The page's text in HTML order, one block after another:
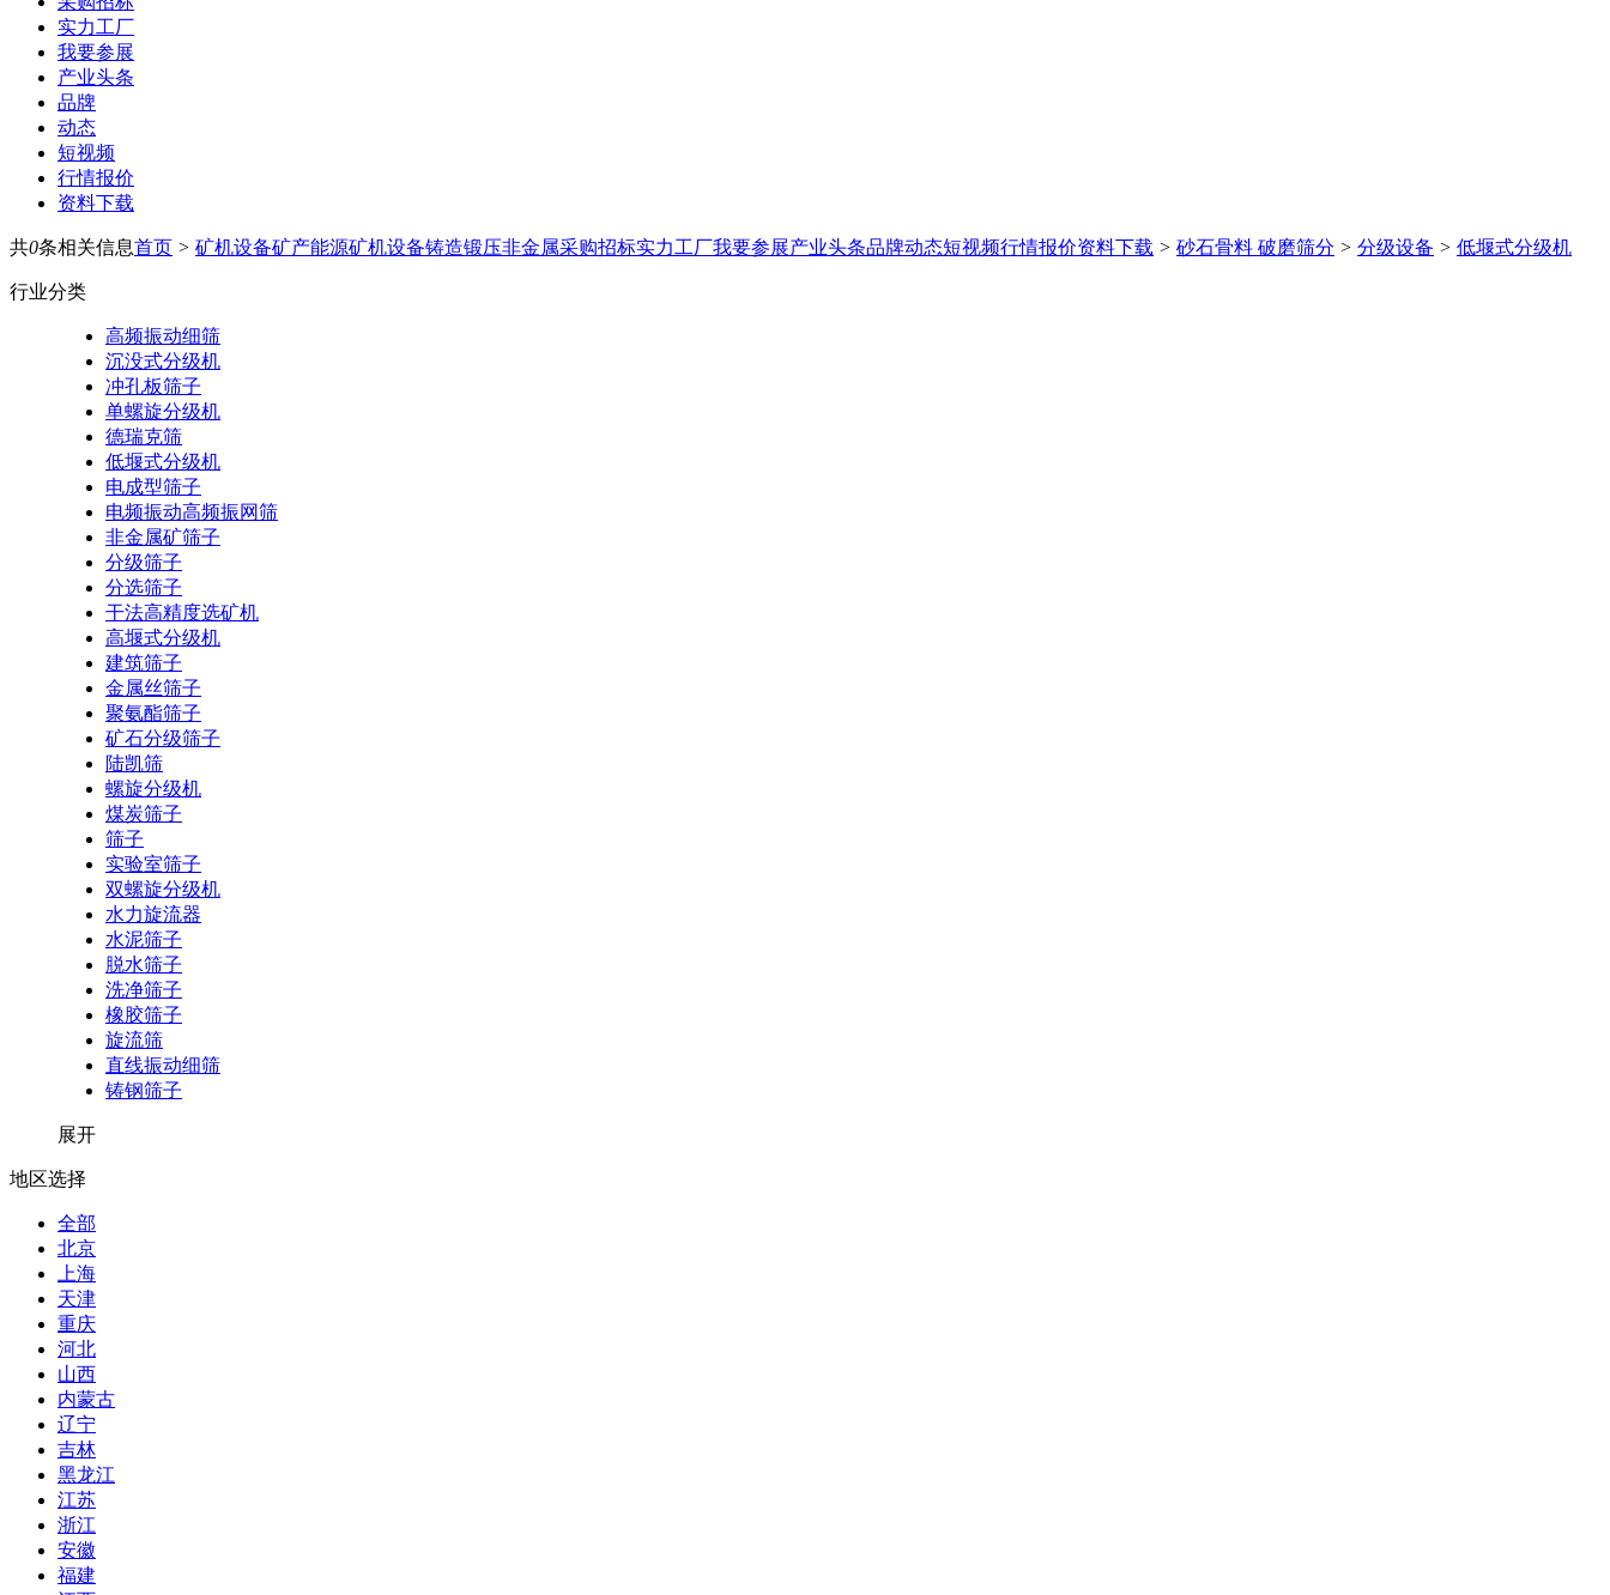
实力工厂
我要参展
产业头条
品牌
动态
短视频
行情报价
资料下载
共0条相关信息首页 > 矿机设备矿产能源矿机设备铸造锻压非金属采购招标实力工厂我要参展产业头条品牌动态短视频行情报价资料下载 > 砂石骨料 破磨筛分 > 分级设备 > 低堰式分级机
行业分类
高频振动细筛
沉没式分级机
冲孔板筛子
单螺旋分级机
德瑞克筛
低堰式分级机
电成型筛子
电频振动高频振网筛
非金属矿筛子
分级筛子
分选筛子
干法高精度选矿机
高堰式分级机
建筑筛子
金属丝筛子
聚氨酯筛子
矿石分级筛子
陆凯筛
螺旋分级机
煤炭筛子
筛子
实验室筛子
双螺旋分级机
水力旋流器
水泥筛子
脱水筛子
洗净筛子
橡胶筛子
旋流筛
直线振动细筛
铸钢筛子
展开
地区选择
全部
北京
上海
天津
重庆
河北
山西
内蒙古
辽宁
吉林
黑龙江
江苏
浙江
安徽
福建